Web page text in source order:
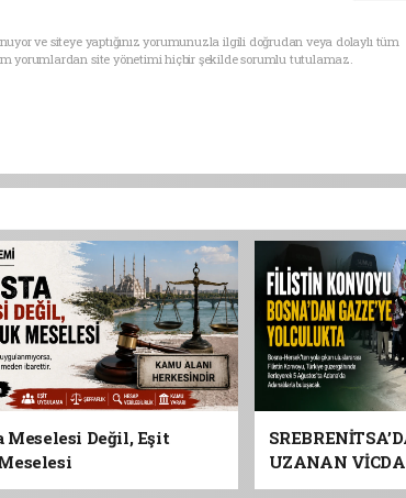
ve siteye yaptığınız yorumunuzla ilgili doğrudan veya dolaylı tüm
yorumlardan site yönetimi hiçbir şekilde sorumlu tutulamaz.
Değil, Eşit
UZANAN
ADANA’YA